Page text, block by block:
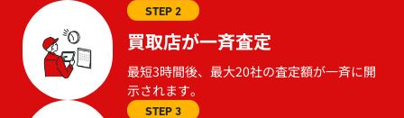
STEP 2
買取店が一斉査定
最短3時間後、最大20社の査定額が一斉に開
示されます。
STEP 3